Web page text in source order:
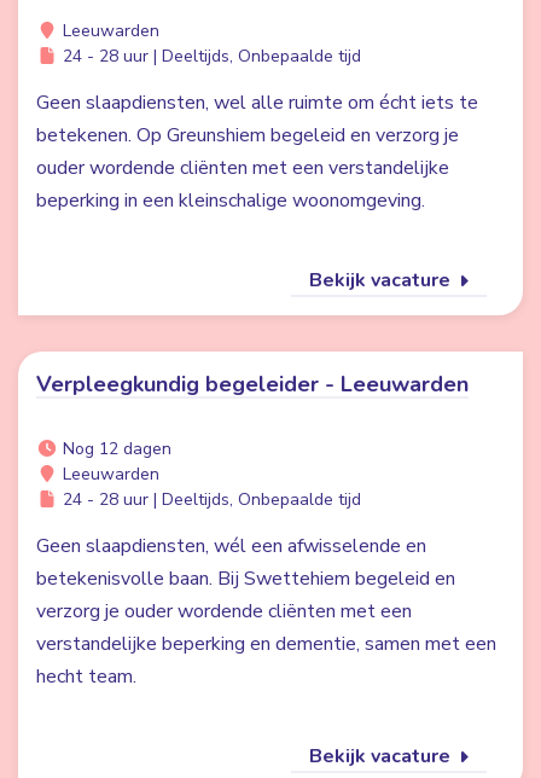
Leeuwarden
24 - 28 uur | Deeltijds, Onbepaalde tijd
Geen slaapdiensten, wel alle ruimte om écht iets te
betekenen. Op Greunshiem begeleid en verzorg je
ouder wordende cliënten met een verstandelijke
beperking in een kleinschalige woonomgeving.
Bekijk vacature
Verpleegkundig begeleider - Leeuwarden
Nog 12 dagen
Leeuwarden
24 - 28 uur | Deeltijds, Onbepaalde tijd
Geen slaapdiensten, wél een afwisselende en
betekenisvolle baan. Bij Swettehiem begeleid en
verzorg je ouder wordende cliënten met een
verstandelijke beperking en dementie, samen met een
hecht team.
Bekijk vacature